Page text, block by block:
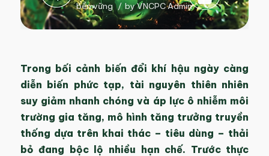
bền vững / byVNCPC Admin
Trong bối cảnh biến đổi khí hậu ngày càng
diễn biến phức tạp, tài nguyên thiên nhiên
suy giảm nhanh chóng và áp lực ô nhiễm môi
trường gia tăng, mô hình tăng trưởng truyền
thống dựa trên khai thác – tiêu dùng – thải
bỏ đang bộc lộ nhiều hạn chế. Trước thực